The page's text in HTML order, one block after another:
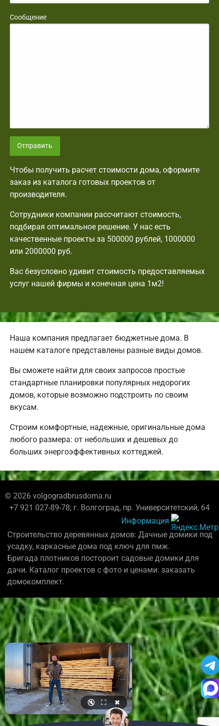
Сообщение
Отправить
Чтобы получить расчет стоимости дома, оформите
заказ из каталога готовых проектов от
производителя.
Сотрудники компании рассчитают стоимость,
подбирая оптимальное решение. У нас есть
качественные проекты за 500000 рублей, 1000000
или 2000000 руб.
Вас безусловно удивит стоимость предоставляемых
услуг нашей фирмы и конечная цена 1м2!
Наша компания предлагает бюджетные дома. В
нашем каталоге представлены разные виды домов.
Вы сможете найти для своих запросов простые
стандартные планировки популярных недорогих
домов, которые возможно подстроить по своим
вкусам.
Строим комфортные, надежные, оригинальные дома
любого размера: от небольших и дешевых до
больших энергоэффективных коттеджей.
© 2026 volgogradbrusdoma.ru
+7 921 027-89-78; г. Волгоград, пр. Университетский, 64
Информация
Строительство деревянных домов: Дачные домики под
усадку, каркасные дома под ключ для пмж.
Бригада плотников постороит садовые домики для
дачи. Каталог проектов с фото и ценами: заказать
домокомплект.
🔇 ⛶ ✖